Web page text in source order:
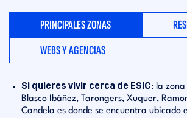
PRINCIPALES ZONAS
WEBS Y AGENCIAS
Si quieres vivir cerca de ESIC: la
Blasco Ibáñez, Tarongers, Xuquer,
Candela es donde se encuentra ubicado